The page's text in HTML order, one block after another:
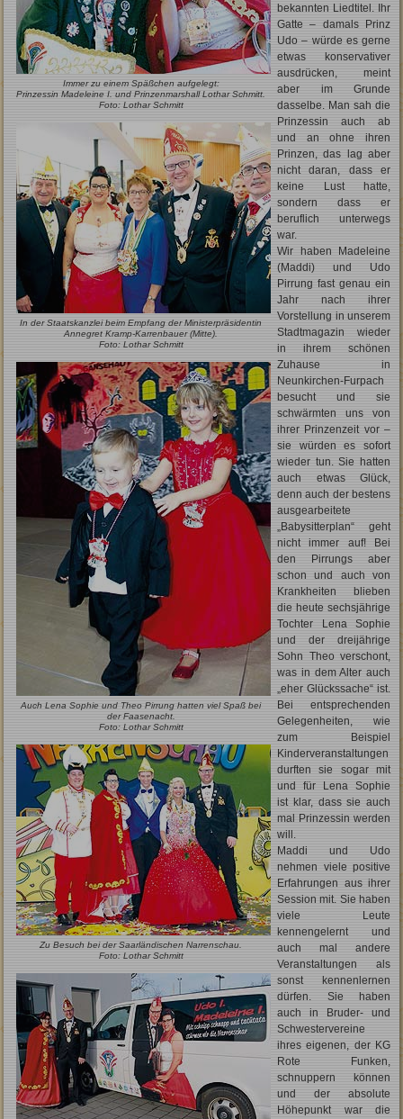
Immer zu einem Späßchen aufgelegt:
Prinzessin Madeleine I. und Prinzenmarshall Lothar Schmitt.
Foto: Lothar Schmitt
In der Staatskanzlei beim Empfang der Ministerpräsidentin
Annegret Kramp-Karrenbauer (Mitte).
Foto: Lothar Schmitt
Auch Lena Sophie und Theo Pirrung hatten viel Spaß bei
der Faasenacht.
Foto: Lothar Schmitt
Zu Besuch bei der Saarländischen Narrenschau.
Foto: Lothar Schmitt
bekannten Liedtitel. Ihr
Gatte – damals Prinz
Udo – würde es gerne
etwas konservativer
ausdrücken, meint
aber im Grunde
dasselbe. Man sah die
Prinzessin auch ab
und an ohne ihren
Prinzen, das lag aber
nicht daran, dass er
keine Lust hatte,
sondern dass er
beruflich unterwegs
war.
Wir haben Madeleine
(Maddi) und Udo
Pirrung fast genau ein
Jahr nach ihrer
Vorstellung in unserem
Stadtmagazin wieder
in ihrem schönen
Zuhause in
Neunkirchen-Furpach
besucht und sie
schwärmten uns von
ihrer Prinzenzeit vor –
sie würden es sofort
wieder tun. Sie hatten
auch etwas Glück,
denn auch der bestens
ausgearbeitete
„Babysitterplan“ geht
nicht immer auf! Bei
den Pirrungs aber
schon und auch von
Krankheiten blieben
die heute sechsjährige
Tochter Lena Sophie
und der dreijährige
Sohn Theo verschont,
was in dem Alter auch
„eher Glückssache“ ist.
Bei entsprechenden
Gelegenheiten, wie
zum Beispiel
Kinderveranstaltungen
durften sie sogar mit
und für Lena Sophie
ist klar, dass sie auch
mal Prinzessin werden
will.
Maddi und Udo
nehmen viele positive
Erfahrungen aus ihrer
Session mit. Sie haben
viele Leute
kennengelernt und
auch mal andere
Veranstaltungen als
sonst kennenlernen
dürfen. Sie haben
auch in Bruder- und
Schwestervereine
ihres eigenen, der KG
Rote Funken,
schnuppern können
und der absolute
Höhepunkt war die